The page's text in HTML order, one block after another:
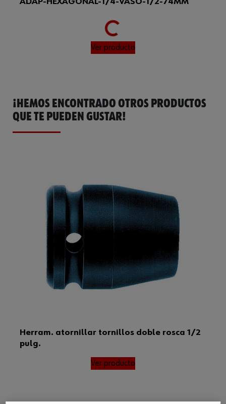
Loading...
Ver producto
¡HEMOS ENCONTRADO OTROS PRODUCTOS
QUE TE PUEDEN GUSTAR!
Herram. atornillar tornillos doble rosca 1/2
pulg.
Ver producto